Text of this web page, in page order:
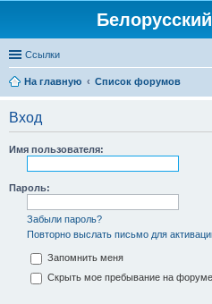
Ссылки
На главную
Список форумов
Вход
Имя пользователя:
Пароль:
Забыли пароль?
Повторно выслать письмо для
Запомнить меня
Скрыть мое пребывание на форуме